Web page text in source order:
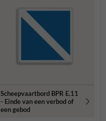
Scheepvaartbord BPR E.11
- Einde van een verbod of
een gebod